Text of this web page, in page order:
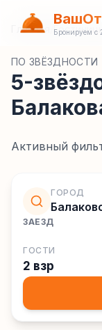
Бронируем с
Главная
ПО ЗВЁЗДНОСТИ
5-
Активный
ГОРОД
ЗАЕЗД
ГОСТИ
2 взр